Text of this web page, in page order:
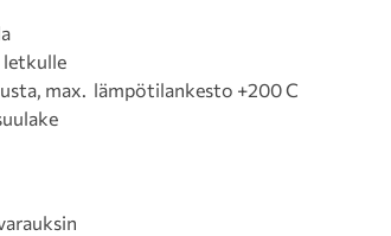
letkulle
max. lämpötilankesto +200 C